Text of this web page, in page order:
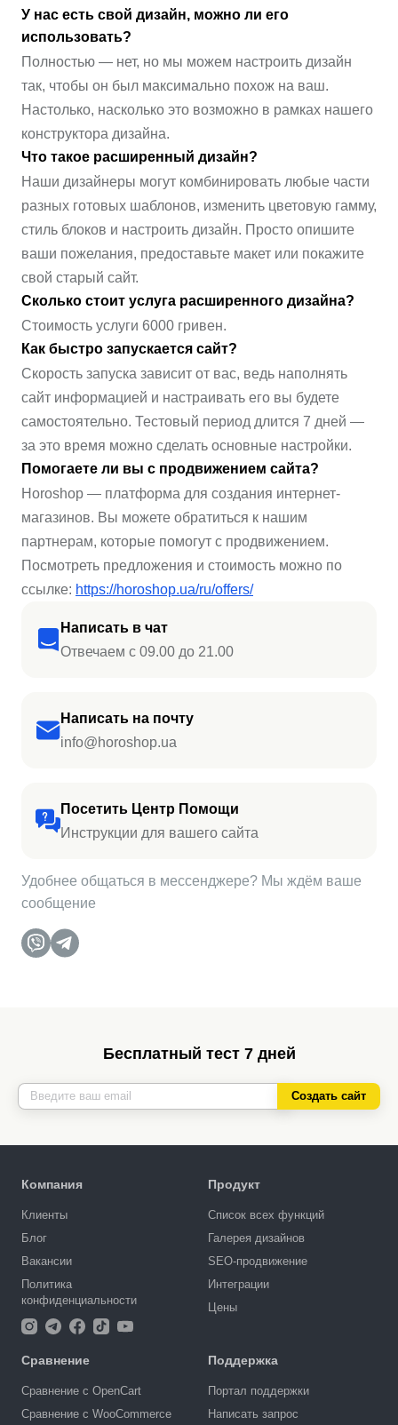
Написать в чат
Отвечаем с 09.00 до 21.00
Написать на почту
info@horoshop.ua
Посетить Центр Помощи
Инструкции для вашего сайта
Удобнее общаться в мессенджере? Мы ждём ваше
сообщение
У нас есть свой дизайн, можно ли его
использовать?
Полностью — нет, но мы можем настроить дизайн
так, чтобы он был максимально похож на ваш.
Настолько, насколько это возможно в рамках нашего
конструктора дизайна.
Что такое расширенный дизайн?
Наши дизайнеры могут комбинировать любые части
разных готовых шаблонов, изменить цветовую гамму,
стиль блоков и настроить дизайн. Просто опишите
ваши пожелания, предоставьте макет или покажите
свой старый сайт.
Сколько стоит услуга расширенного дизайна?
Стоимость услуги 6000 гривен.
Как быстро запускается сайт?
Скорость запуска зависит от вас, ведь наполнять
сайт информацией и настраивать его вы будете
самостоятельно. Тестовый период длится 7 дней —
за это время можно сделать основные настройки.
Помогаете ли вы с продвижением сайта?
Horoshop — платформа для создания интернет-
магазинов. Вы можете обратиться к нашим
партнерам, которые помогут с продвижением.
Посмотреть предложения и стоимость можно по
ссылке: https://horoshop.ua/ru/offers/
Бесплатный тест 7 дней
Создать сайт
Компания
Клиенты
Блог
Вакансии
Политика
конфиденциальности
Продукт
Список всех функций
Галерея дизайнов
SEO-продвижение
Интеграции
Цены
Сравнение
Сравнение с OpenCart
Сравнение с WooCommerce
Поддержка
Портал поддержки
Написать запрос